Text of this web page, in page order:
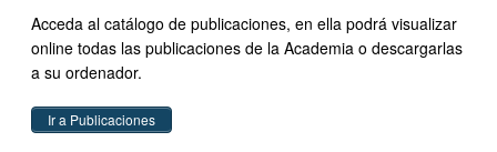
Acceda al catálogo de publicaciones, en ella podrá visualizar
online todas las publicaciones de la Academia o descargarlas
a su ordenador.
Ir a Publicaciones